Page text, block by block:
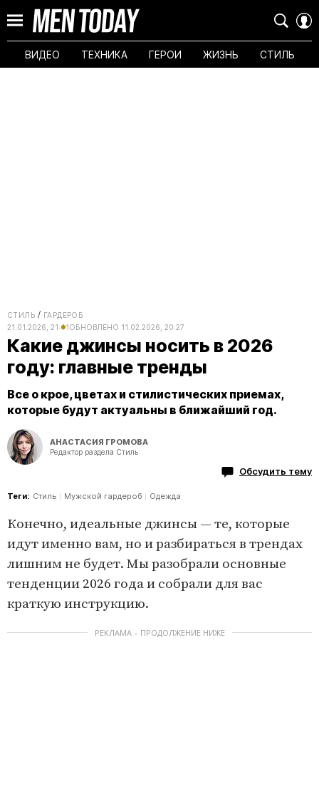
ВИДЕО ТЕХНИКА ГЕРОИ ЖИЗНЬ СТИЛЬ
СТИЛЬ
ГАРДЕРОБ
21.01.2026, 21:41ОБНОВЛЕНО 11.02.2026, 20:27
Какие джинсы носить в 2026
году: главные тренды
Все о крое, цветах и стилистических приемах,
которые будут актуальны в ближайший год.
АНАСТАСИЯ ГРОМОВА
Редактор раздела Стиль
Обсудить тему
Теги: Стиль Мужской гардероб Одежда
Конечно, идеальные джинсы — те, которые
идут именно вам, но и разбираться в трендах
лишним не будет. Мы разобрали основные
тенденции 2026 года и собрали для вас
краткую инструкцию.
РЕКЛАМА – ПРОДОЛЖЕНИЕ НИЖЕ